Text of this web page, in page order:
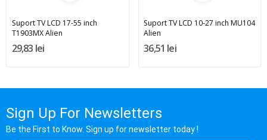
Suport TV LCD 17-55 inch
T1903MX Alien
29,83 lei
Suport TV LCD 10-27 inch MU104
Alien
36,51 lei
Sign Up For Newsletters
Be the First to Know. Sign up for newsletter today !